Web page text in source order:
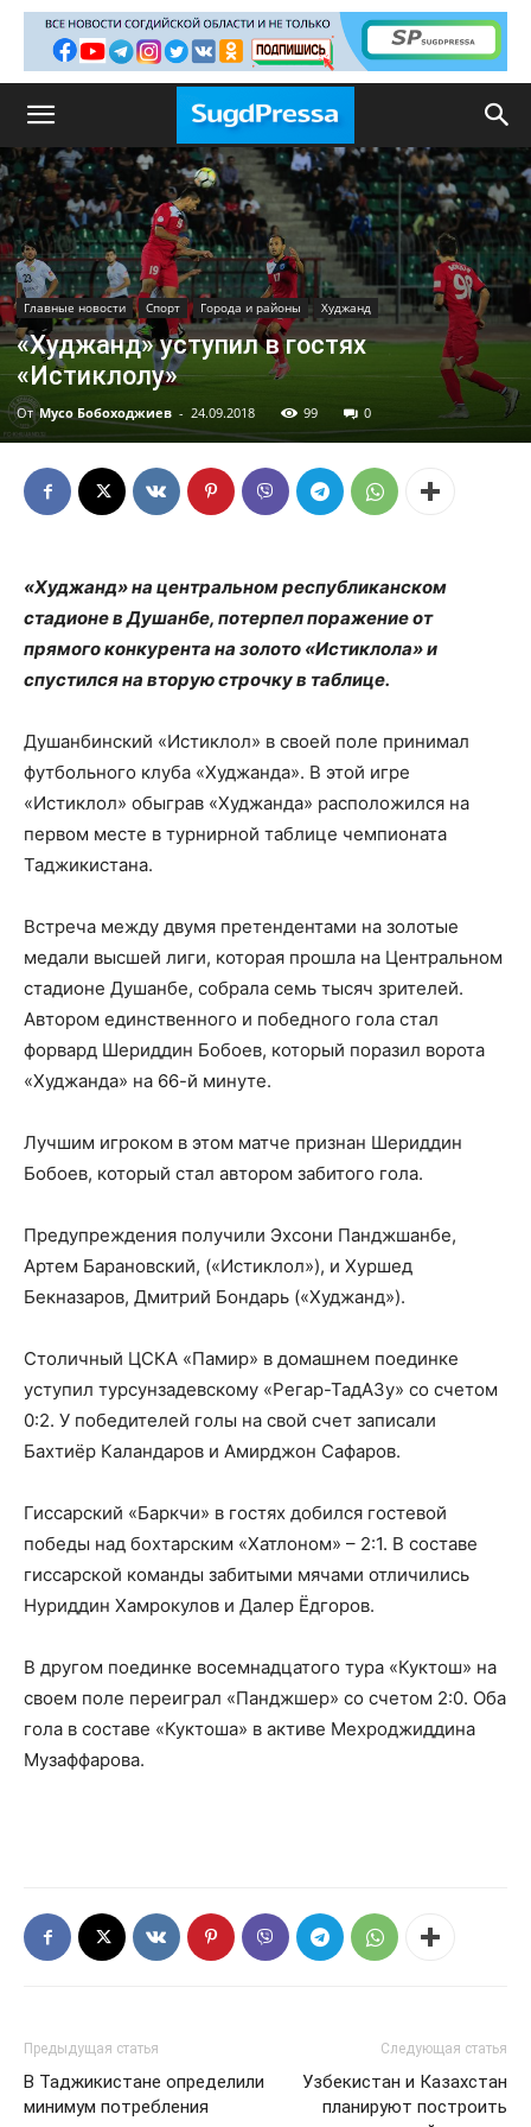
Главные новости Спорт Города и районы Худжанд
«Худжанд» уступил в гостях
«Истиклолу»
От Мусо Бобоходжиев - 24.09.2018 99 0
«Худжанд» на центральном республиканском
стадионе в Душанбе, потерпел поражение от
прямого конкурента на золото «Истиклола» и
спустился на вторую строчку в таблице.
Душанбинский «Истиклол» в своей поле принимал
футбольного клуба «Худжанда». В этой игре
«Истиклол» обыграв «Худжанда» расположился на
первом месте в турнирной таблице чемпионата
Таджикистана.
Встреча между двумя претендентами на золотые
медали высшей лиги, которая прошла на Центральном
стадионе Душанбе, собрала семь тысяч зрителей.
Автором единственного и победного гола стал
форвард Шериддин Бобоев, который поразил ворота
«Худжанда» на 66-й минуте.
Лучшим игроком в этом матче признан Шериддин
Бобоев, который стал автором забитого гола.
Предупреждения получили Эхсони Панджшанбе,
Артем Барановский, («Истиклол»), и Хуршед
Бекназаров, Дмитрий Бондарь («Худжанд»).
Столичный ЦСКА «Памир» в домашнем поединке
уступил турсунзадевскому «Регар-ТадАЗу» со счетом
0:2. У победителей голы на свой счет записали
Бахтиёр Каландаров и Амирджон Сафаров.
Гиссарский «Баркчи» в гостях добился гостевой
победы над бохтарским «Хатлоном» – 2:1. В составе
гиссарской команды забитыми мячами отличились
Нуриддин Хамрокулов и Далер Ёдгоров.
В другом поединке восемнадцатого тура «Куктош» на
своем поле переиграл «Панджшер» со счетом 2:0. Оба
гола в составе «Куктоша» в активе Мехроджиддина
Музаффарова.
Предыдущая статья
В Таджикистане определили
минимум потребления
Следующая статья
Узбекистан и Казахстан
планируют построить